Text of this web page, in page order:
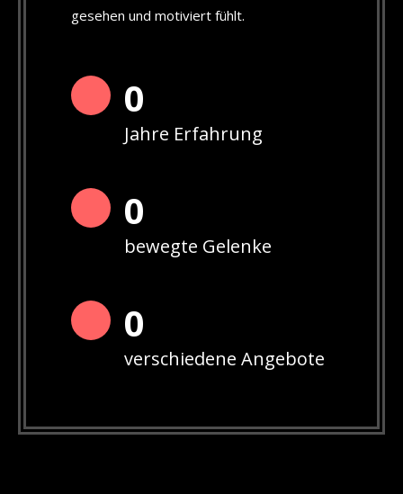
gesehen und motiviert fühlt.
0
Jahre Erfahrung
0
bewegte Gelenke
0
verschiedene Angebote